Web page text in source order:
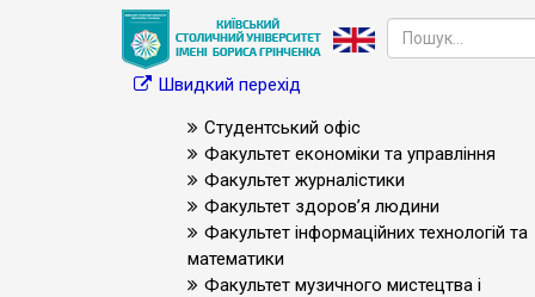
Швидкий перехід
Студентський офіс
Факультет економіки та управління
Факультет журналістики
Факультет здоров’я людини
Факультет інформаційних технологій та
математики
Факультет музичного мистецтва і